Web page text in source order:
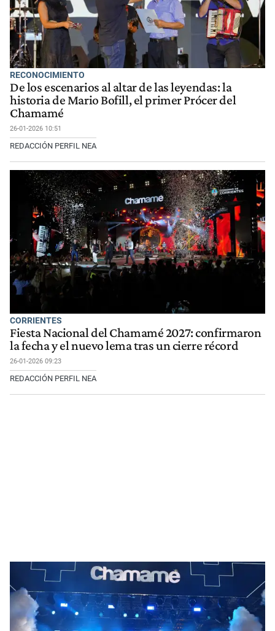
RECONOCIMIENTO
De los escenarios al altar de las leyendas: la
historia de Mario Bofill, el primer Prócer del
Chamamé
26-01-2026 10:51
REDACCIÓN PERFIL NEA
CORRIENTES
Fiesta Nacional del Chamamé 2027: confirmaron
la fecha y el nuevo lema tras un cierre récord
26-01-2026 09:23
REDACCIÓN PERFIL NEA